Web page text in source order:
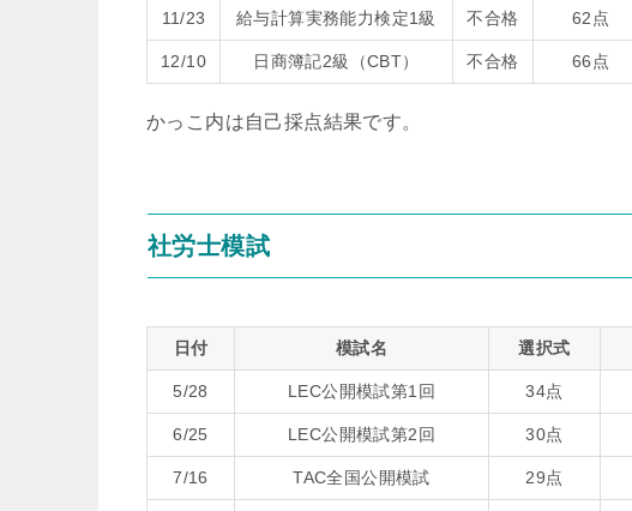
11/23 給与計算実務能力検定1級 不合格 62点
12/10 日商簿記2級（CBT） 不合格 66点
かっこ内は自己採点結果です。
社労士模試
日付 模試名 選択式
5/28 LEC公開模試第1回 34点
6/25 LEC公開模試第2回 30点
7/16 TAC全国公開模試 29点